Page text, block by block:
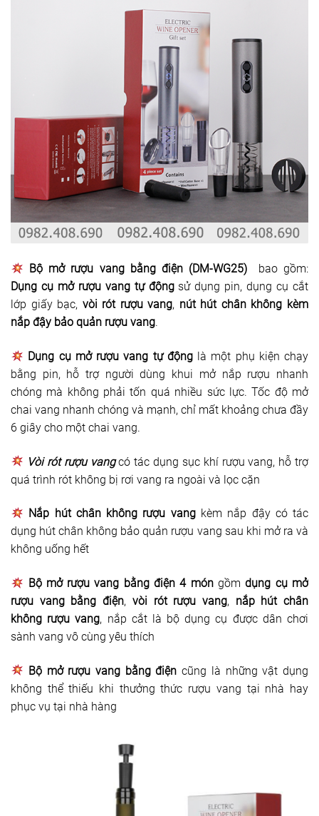
Bộ mở rượu vang bằng điện (DM-WG25)bao gồm:
Dụng cụ mở rượu vang tự độngsử dụng pin, dụng cụ cắt
lớp giấy bạc, vòi rót rượu vang, nút hút chân không kèm
nắp đậy bảo quản rượu vang.
Dụng cụ mở rượu vang tự độnglà một phụ kiện chạy
bằng pin, hỗ trợ người dùng khui mở nắp rượu nhanh
chóng mà không phải tốn quá nhiều sức lực. Tốc độ mở
chai vang nhanh chóng và mạnh, chỉ mất khoảng chưa đầy
6 giây cho một chai vang.
Vòi rót rượu vangcó tác dụng sục khí rượu vang, hỗ trợ
quá trình rót không bị rơi vang ra ngoài và lọc cặn
Nắp hút chân không rượu vangkèm nắp đậy có tác
dụng hút chân không bảo quản rượu vang sau khi mở ra và
không uống hết
Bộ mở rượu vang bằng điện 4 móngồmdụng cụ mở
rượu vang bằng điện, vòi rót rượu vang, nắp hút chân
không rượu vang, nắp cắt là bộ dụng cụ được dân chơi
sành vang vô cùng yêu thích
Bộ mở rượu vang bằng điện cũng là những vật dụng
không thể thiếu khi thưởng thức rượu vang tại nhà hay
phục vụ tại nhà hàng